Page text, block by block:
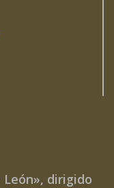
dirigido